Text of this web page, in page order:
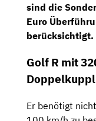
sind die
Euro
berücksichtigt.
Golf R mit
Er benötigt